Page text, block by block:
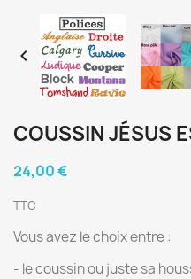

COUSSIN JÉSUS
24,00 €
TTC
Vous avez le choix entre :
- le coussin ou juste sa